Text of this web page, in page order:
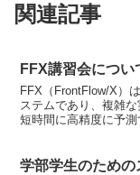
関連記事
FFX講習会につい
FFX（FrontFlow/X）
ステムであり、複雑
短時間に高精度に予
学部学生のため